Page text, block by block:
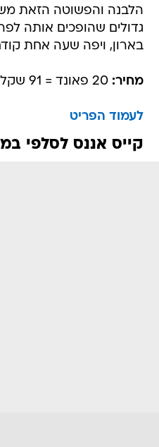
הלבנה והפשוטה הזאת
גדולים שהופכים אותה
בארון, ויפה שעה אחת
מחיר: 20 פאונד = 91 שקלים.
לעמוד הפריט
קייס אננס לסלפי